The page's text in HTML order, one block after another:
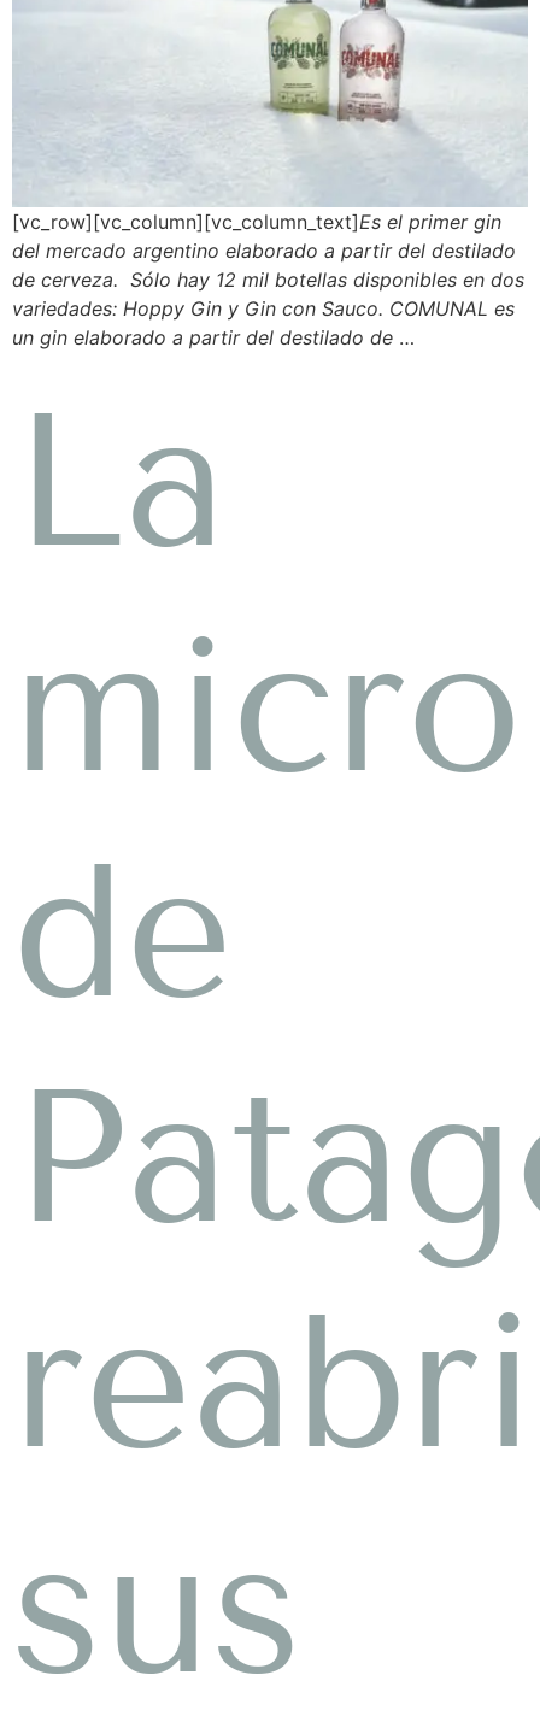
[vc_row][vc_column][vc_column_text]Es el primer gin
del mercado argentino elaborado a partir del destilado
de cerveza. Sólo hay 12 mil botellas disponibles en dos
variedades: Hoppy Gin y Gin con Sauco. COMUNAL es
un gin elaborado a partir del destilado de …
La
micro
de
sus